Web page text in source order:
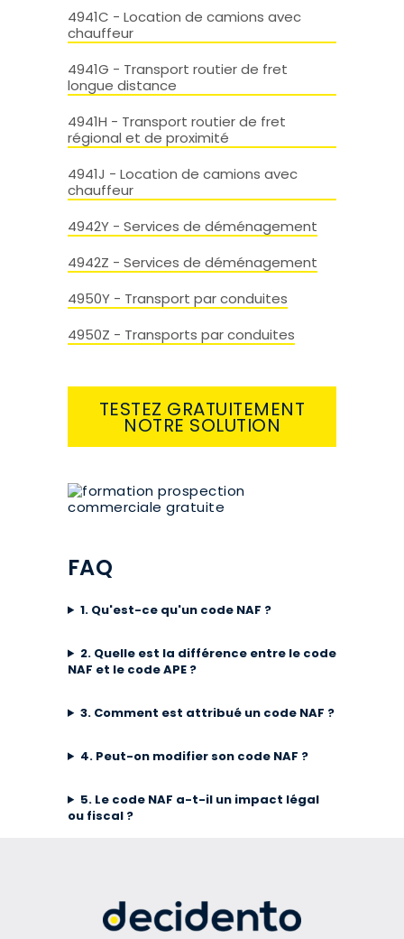
4941C - Location de camions avec
chauffeur
4941G - Transport routier de fret
longue distance
4941H - Transport routier de fret
régional et de proximité
4941J - Location de camions avec
chauffeur
4942Y - Services de déménagement
4942Z - Services de déménagement
4950Y - Transport par conduites
4950Z - Transports par conduites
TESTEZ GRATUITEMENT
NOTRE SOLUTION
FAQ
1. Qu'est-ce qu'un code NAF ?
2. Quelle est la différence entre le code
NAF et le code APE ?
3. Comment est attribué un code NAF ?
4. Peut-on modifier son code NAF ?
5. Le code NAF a-t-il un impact légal
ou fiscal ?